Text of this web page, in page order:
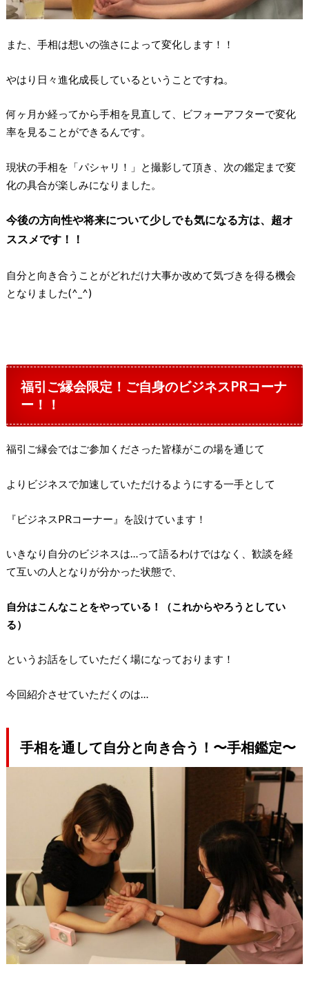
また、手相は想いの強さによって変化します！！
やはり日々進化成長しているということですね。
何ヶ月か経ってから手相を見直して、ビフォーアフターで変化
率を見ることができるんです。
現状の手相を「パシャリ！」と撮影して頂き、次の鑑定まで変
化の具合が楽しみになりました。
今後の方向性や将来について少しでも気になる方は、超オ
ススメです！！
自分と向き合うことがどれだけ大事か改めて気づきを得る機会
となりました(^_^)
福引ご縁会限定！ご自身のビジネスPRコーナ
ー！！
福引ご縁会ではご参加くださった皆様がこの場を通じて
よりビジネスで加速していただけるようにする一手として
『ビジネスPRコーナー』を設けています！
いきなり自分のビジネスは…って語るわけではなく、歓談を経
て互いの人となりが分かった状態で、
自分はこんなことをやっている！（これからやろうとしてい
る）
というお話をしていただく場になっております！
今回紹介させていただくのは…
手相を通して自分と向き合う！〜手相鑑定〜